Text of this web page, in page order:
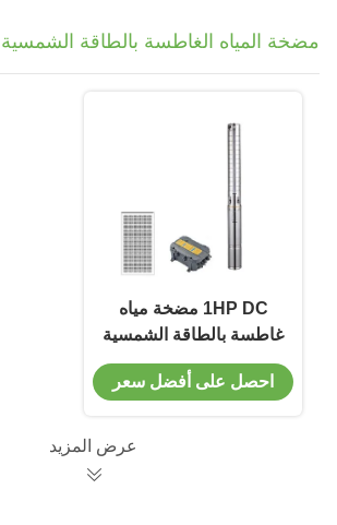
مضخة المياه الغاطسة بالطاقة الشمسية
1HP DC مضخة مياه
غاطسة بالطاقة الشمسية
3 "4" مضخة مياه الري
الزراعية بئر
احصل على أفضل سعر
عرض المزيد